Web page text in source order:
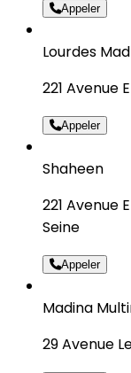
Appeler
Lourdes
221 Avenue
Appeler
Shaheen
221 Avenue
Seine
Appeler
Madina
29 Avenue